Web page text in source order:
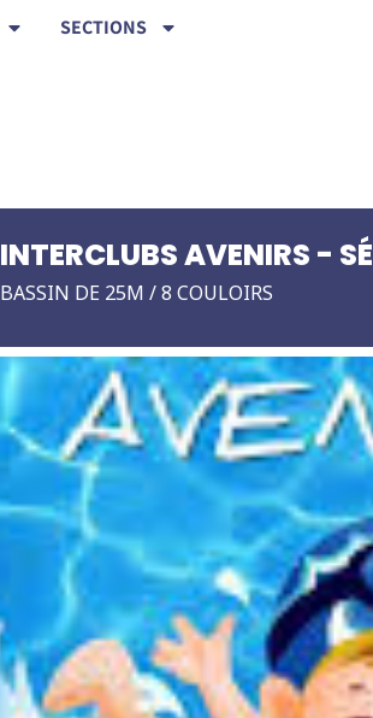
SECTIONS
INTERCLUBS AVENIRS -
BASSIN DE 25M / 8 COULOIRS